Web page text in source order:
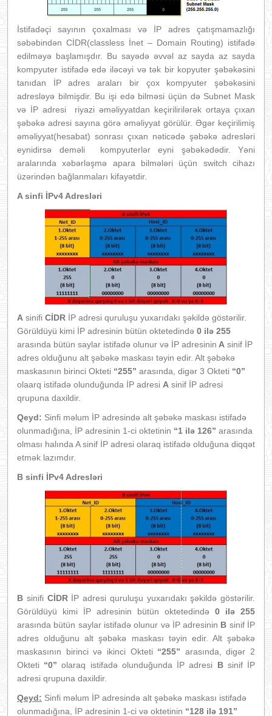
İstifadəçi sayının çoxalması və İP adres çatışmamazlığı
səbəbindən CİDR(classless İnet – Domain Routing) istifadə
edilməyə başlamışdır. Bu sayədə əvvəl az sayda az sayda
kompyuter istifadə edə iləcəyi və tək bir kopyuter şəbəkəsini
tanıdan İP adres araları bir çox kompyuter şəbəkəsini
adresləyə bilmişdir. Bu işi edə bilməsi üçün də Subnet Mask
və İP adresi riyazi əməliyyatdan keçirilirilərək ortaya çıxan
şəbəkə adresi sayına görə əməliyyat görülür. Əgər keçirilimiş
əməliyyat(hesabat) sonrası çıxan nəticədə şəbəkə adresləri
eynidirsə deməli kompyuterlər eyni şəbəkədədir. Yəni
aralarında xəbərləşmə apara bilmələri üçün switch cihazı
üzərindən bağlanmaları kifayətdir.
A sinfi İPv4 Adresləri
A sinifi CİDR İP adresi quruluşu yuxarıdakı şəkildə göstərilir.
Görüldüyü kimi İP adresinin bütün oktetedində 0 ilə 255
arasında bütün saylar istifadə olunur və İP adresinin A sinif İP
adres olduğunu alt şəbəkə maskası təyin edir. Alt şəbəkə
maskasının birinci Okteti “255” arasında, digər 3 Okteti “0”
olaarq istifadə olunduğunda İP adresi A sinif İP adresi
qrupuna daxildir.
Qeyd: Sinfi məlum İP adresində alt şəbəkə maskası istifadə
olunmadığına, İP adresinin 1-ci oktetinin “1 ilə 126” arasında
olması halında A sinif İP adresi olaraq istifadə olduğuna diqqət
etmək lazımdır.
B sinfi İPv4 Adresləri
B sinifi CİDRİP adresi quruluşu yuxarıdakı şəkildə göstərilir.
Görüldüyü kimi İP adresinin bütün oktetedində 0 ilə 255
arasında bütün saylar istifadə olunur və İP adresinin B sinif İP
adres olduğunu alt şəbəkə maskası təyin edir. Alt şəbəkə
maskasının birinci və ikinci Okteti “255” arasında, digər 2
Okteti “0” olaraq istifadə olunduğunda İP adresi Bsinif İP
adresi qrupuna daxildir.
Qeyd: Sinfi məlum İP adresində alt şəbəkə maskası istifadə
olunmadığına, İP adresinin 1-ci və oktetinin “128 ilə 191”